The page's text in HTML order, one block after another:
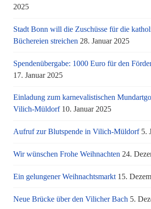
2025
Stadt Bonn will die Zuschüsse für die
Büchereien streichen 28. Januar 2025
Spendenübergabe: 1000 Euro für den
17. Januar 2025
Einladung zum karnevalistischen
Vilich-Müldorf 10. Januar 2025
Aufruf zur Blutspende in Vilich-Müldorf 5.
Wir wünschen Frohe Weihnachten 24.
Ein gelungener Weihnachtsmarkt 15.
Neue Brücke über den Vilicher Bach 5.